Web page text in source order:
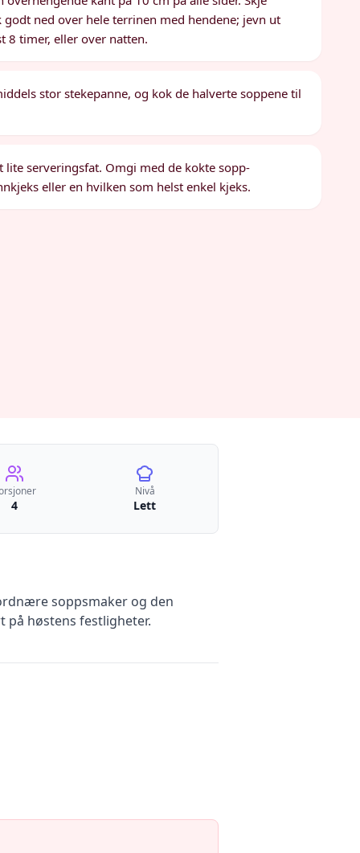
ned over hele terrinen med hendene; jevn ut
8 timer, eller over natten.
stor stekepanne, og kok de halverte soppene til
serveringsfat. Omgi med de kokte sopp-
eller en hvilken som helst enkel kjeks.
4
Nivå
Lett
soppsmaker og den
høstens festligheter.